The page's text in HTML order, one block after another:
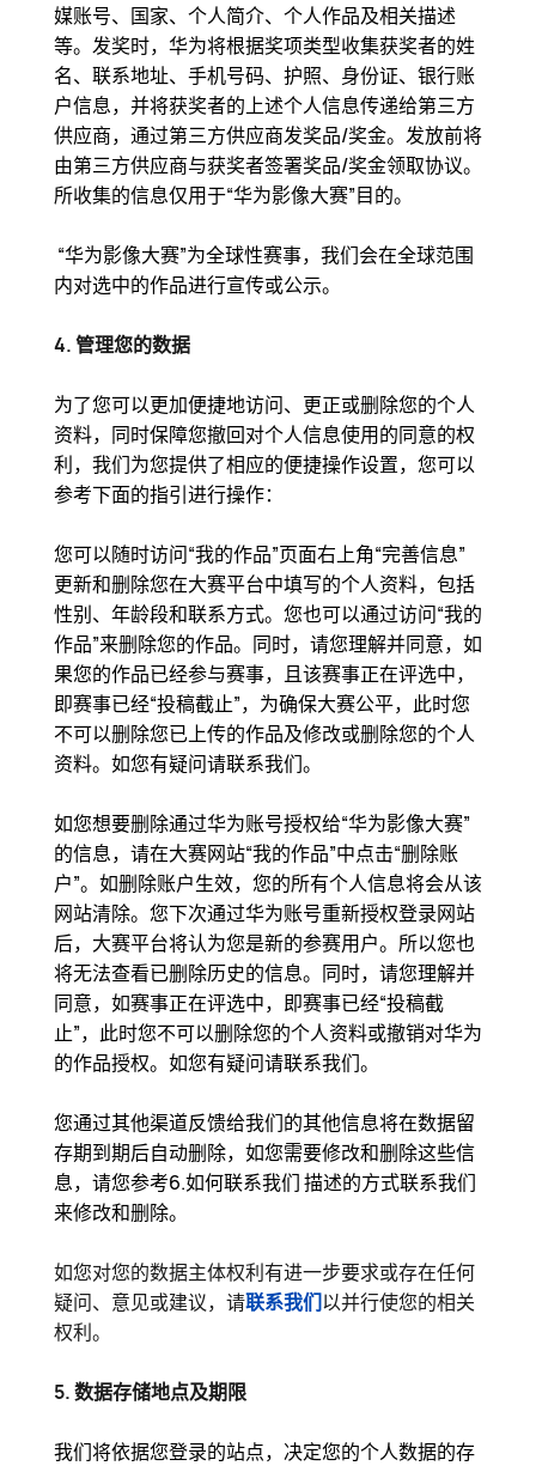
媒账号、国家、个人简介、个人作品及相关描述
等。发奖时，华为将根据奖项类型收集获奖者的姓
名、联系地址、手机号码、护照、身份证、银行账
户信息，并将获奖者的上述个人信息传递给第三方
供应商，通过第三方供应商发奖品/奖金。发放前将
由第三方供应商与获奖者签署奖品/奖金领取协议。
所收集的信息仅用于“华为影像大赛”目的。
“华为影像大赛”为全球性赛事，我们会在全球范围
内对选中的作品进行宣传或公示。
4. 管理您的数据
为了您可以更加便捷地访问、更正或删除您的个人
资料，同时保障您撤回对个人信息使用的同意的权
利，我们为您提供了相应的便捷操作设置，您可以
参考下面的指引进行操作：
您可以随时访问“我的作品”页面右上角“完善信息”
更新和删除您在大赛平台中填写的个人资料，包括
性别、年龄段和联系方式。您也可以通过访问“我的
作品”来删除您的作品。同时，请您理解并同意，如
果您的作品已经参与赛事，且该赛事正在评选中，
即赛事已经“投稿截止”，为确保大赛公平，此时您
不可以删除您已上传的作品及修改或删除您的个人
资料。如您有疑问请联系我们。
如您想要删除通过华为账号授权给“华为影像大赛”
的信息，请在大赛网站“我的作品”中点击“删除账
户”。如删除账户生效，您的所有个人信息将会从该
网站清除。您下次通过华为账号重新授权登录网站
后，大赛平台将认为您是新的参赛用户。所以您也
将无法查看已删除历史的信息。同时，请您理解并
同意，如赛事正在评选中，即赛事已经“投稿截
止”，此时您不可以删除您的个人资料或撤销对华为
的作品授权。如您有疑问请联系我们。
您通过其他渠道反馈给我们的其他信息将在数据留
存期到期后自动删除，如您需要修改和删除这些信
息，请您参考6.如何联系我们 描述的方式联系我们
来修改和删除。
如您对您的数据主体权利有进一步要求或存在任何
疑问、意见或建议，请联系我们以并行使您的相关
权利。
5. 数据存储地点及期限
我们将依据您登录的站点，决定您的个人数据的存